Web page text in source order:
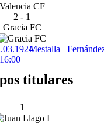
Valencia CF
2 - 1
Gracia FC
Mestalla
titulares
1